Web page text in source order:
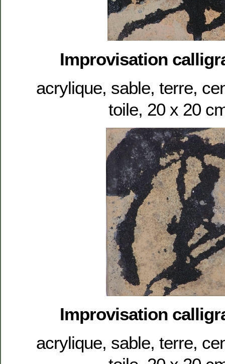
Improvisation
acrylique, sable, terre,
toile, 20 x 20
Improvisation
acrylique, sable, terre,